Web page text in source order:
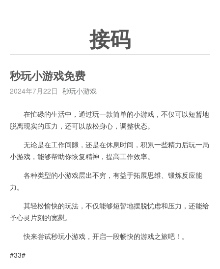
接码
秒玩小游戏免费
2024年7月22日 秒玩小游戏
在忙碌的生活中，通过玩一款简单的小游戏，不仅可以短暂地
脱离现实的压力，还可以放松身心，调整状态。
无论是在工作间隙，还是在休息时间，积累一些精力后玩一局
小游戏，能够帮助你恢复精神，提高工作效率。
各种类型的小游戏层出不穷，有益于拓展思维、锻炼反应能
力。
其轻松愉快的玩法，不仅能够短暂地摆脱忧虑和压力，还能给
予心灵片刻的宽慰。
快来尝试秒玩小游戏，开启一段畅快的游戏之旅吧！。
#33#